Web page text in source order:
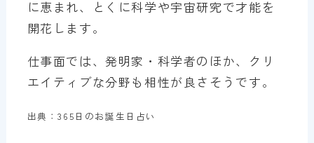
に恵まれ、とくに科学や宇宙研究で才能を
開花します。
仕事面では、発明家・科学者のほか、クリ
エイティブな分野も相性が良さそうです。
出典：365日のお誕生日占い